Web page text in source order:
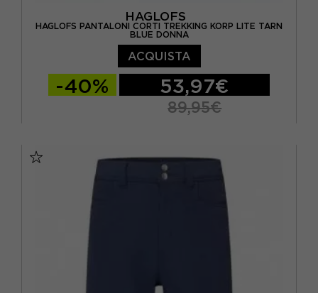
HAGLOFS
HAGLOFS PANTALONI CORTI TREKKING KORP LITE TARN
BLUE DONNA
ACQUISTA
-40% 53,97€
89,95€